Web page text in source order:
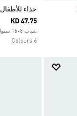
حذاء للأطفال ADIZERO EVO SL
KD 47.75
شباب 8-16 سنوات الجري
6 Colours